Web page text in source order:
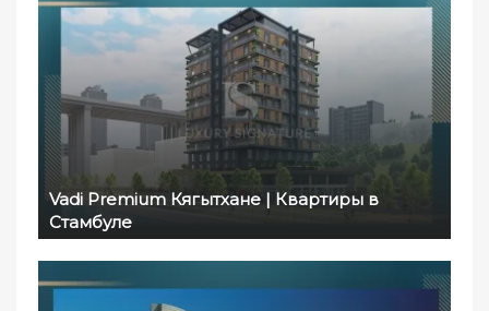
Vadi Premium Кягытхане | Квартиры в
Стамбуле